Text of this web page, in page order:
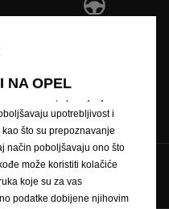
Cjenici
NA OPELda Vam pružimo
upotrebljivost i
što su prepoznavanje
način poboljšavaju ono što
može koristiti kolačiće
koje su za vas
podatke dobijene njihovim